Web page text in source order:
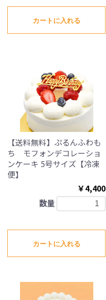
カートに入れる
【送料無料】ぷるんふわも
ち モフォンデコレーショ
ンケーキ 5号サイズ【冷凍
便】
￥4,400
数量
カートに入れる